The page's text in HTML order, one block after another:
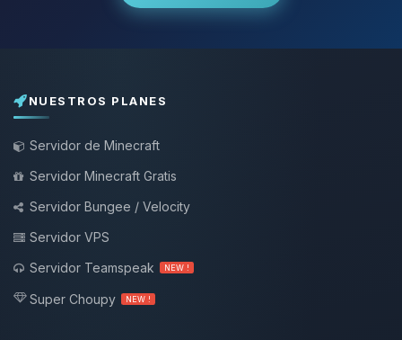
NUESTROS PLANES
Servidor de Minecraft
Servidor Minecraft Gratis
Servidor Bungee / Velocity
Servidor VPS
Servidor Teamspeak
NEW !
Super Choupy NEW !